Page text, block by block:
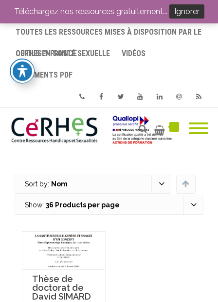
ACCUEIL
TOUTES LES RESSOURCES MISES À DISPOSITION PAR LE
CERHES® FRANCE
OUTILS EN SANTÉ SEXUELLE VIDÉOS
DOCUMENTS PDF
PhoneFacebookTwitterYoutube
Sort by: Nom
Show: 36 Products per page
Thèse de
doctorat de
David SIMARD
Téléchargez nos ressources gratuitement... Ignorer